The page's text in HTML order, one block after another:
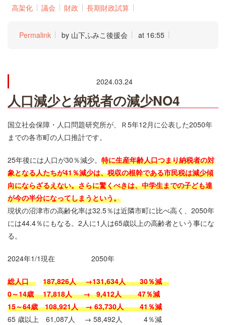
高架化 議会 財政 長期財政試算
Permalink by 山下ふみこ後援会 at 16:55
2024.03.24
人口減少と納税者の減少NO4
国立社会保障・人口問題研究所が、Ｒ5年12月に公表した2050年
までの各市町の人口推計です。
25年後には人口が30％減少。 特に生産年齢人口つまり納税者の対
象となる人たちが41％減少は、税収の根幹である市民税は減少傾
向にならざるえない。さらに驚くべきは、中学生までの子ども達
が今の半分になってしまうという。
現状の沼津市の高齢化率は32.5％は近隣市町に比べ高く、2050年
には44.4％にもなる。2人に1人は65歳以上の高齢者という事にな
る。
2024年1/1現在 2050年
総人口
187,826人 →131,634人 30％減
0～14歳 17,818人 → 9,412人 47％減
15～64歳 108,921人 → 63,730人 41％減
65 歳以上 61,087人 → 58,492人 4％減